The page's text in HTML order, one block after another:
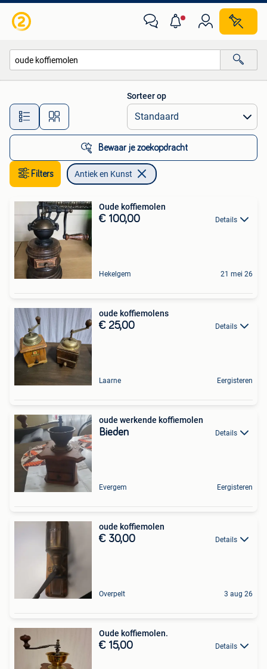
Alle afstanden…
Sorteer op
Bewaar je zoekopdracht
Filters Antiek en Kunst
Oude koffiemolen
€ 100,00 Details
Hekelgem 21 mei 26
oude koffiemolens
€ 25,00 Details
Laarne Eergisteren
oude werkende koffiemolen
Bieden Details
Evergem Eergisteren
oude koffiemolen
€ 30,00 Details
Overpelt 3 aug 26
Oude koffiemolen.
€ 15,00 Details